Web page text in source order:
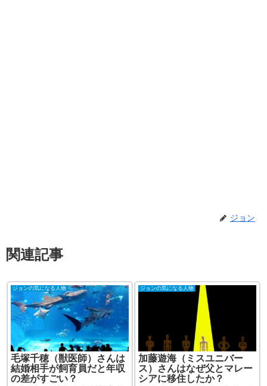
ジョン
関連記事
ジョンの気になる人物
毛塚千穂（獣医師）さんは
結婚相手が飼育員だと年収
の差がすごい？
ジョンの気になる人物
加藤遊海（ミスユニバー
ス）さんはなぜ父とマレー
シアに移住したか？